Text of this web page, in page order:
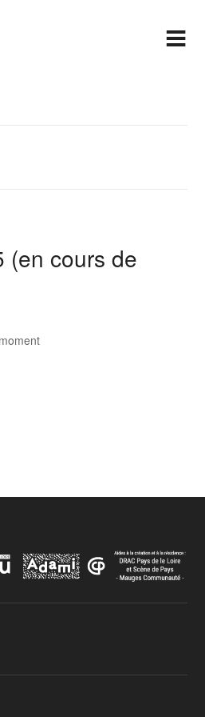
(en cours de